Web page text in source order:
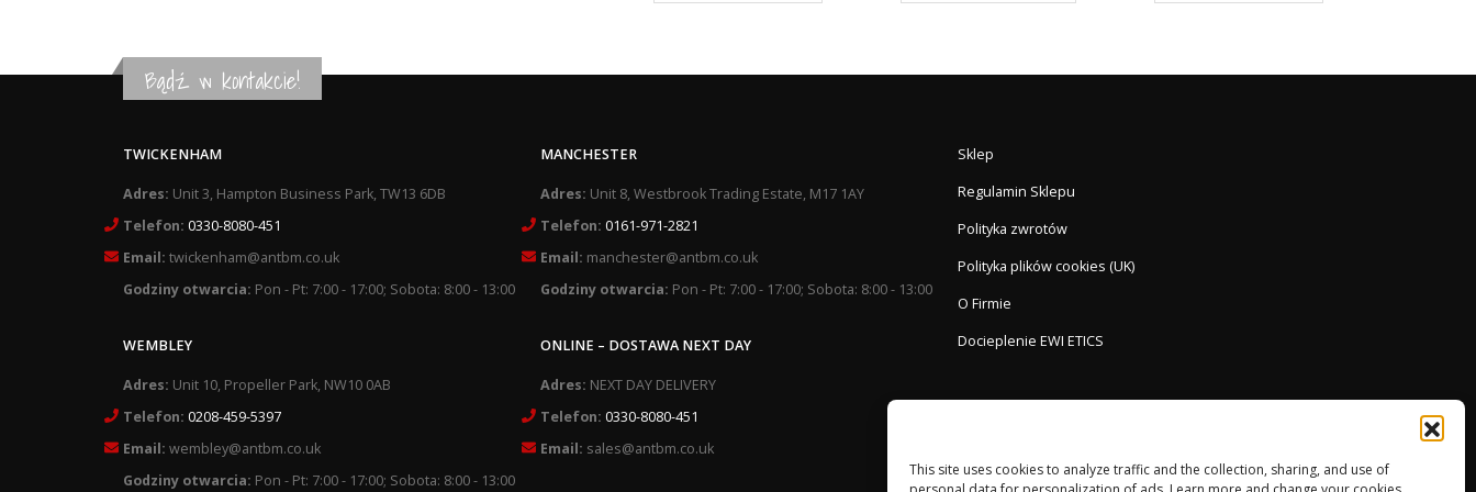
This site uses cookies to analyze traffic and the collection, sharing, and use of
Bądź w kontakcie!
TWICKENHAM
Adres: Unit 3, Hampton Business Park, TW13 6DB
Telefon: 0330-8080-451
Email: twickenham@antbm.co.uk
Godziny otwarcia: Pon - Pt: 7:00 - 17:00; Sobota: 8:00 - 13:00
WEMBLEY
Adres: Unit 10, Propeller Park, NW10 0AB
Telefon: 0208-459-5397
Email: wembley@antbm.co.uk
Godziny otwarcia: Pon - Pt: 7:00 - 17:00; Sobota: 8:00 - 13:00
MANCHESTER
Adres: Unit 8, Westbrook Trading Estate, M17 1AY
Telefon: 0161-971-2821
Email: manchester@antbm.co.uk
Godziny otwarcia: Pon - Pt: 7:00 - 17:00; Sobota: 8:00 - 13:00
ONLINE – DOSTAWA NEXT DAY
Adres: NEXT DAY DELIVERY
Telefon: 0330-8080-451
Email: sales@antbm.co.uk
Sklep
Regulamin Sklepu
Polityka zwrotów
Polityka plików cookies (UK)
O Firmie
Docieplenie EWI ETICS